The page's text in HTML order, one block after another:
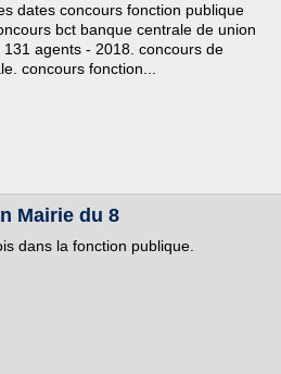
dates concours fonction publique
bct banque centrale de union
agents - 2018. concours de
concours fonction...
Mairie du 8
dans la fonction publique.